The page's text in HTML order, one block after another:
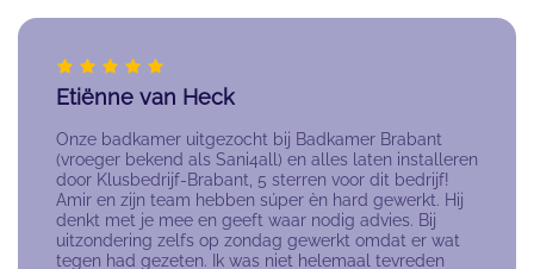
Etiënne van Heck
Onze badkamer uitgezocht bij Badkamer Brabant
(vroeger bekend als Sani4all) en alles laten installeren
door Klusbedrijf-Brabant, 5 sterren voor dit bedrijf!
Amir en zijn team hebben súper èn hard gewerkt. Hij
denkt met je mee en geeft waar nodig advies. Bij
uitzondering zelfs op zondag gewerkt omdat er wat
tegen had gezeten. Ik was niet helemaal tevreden